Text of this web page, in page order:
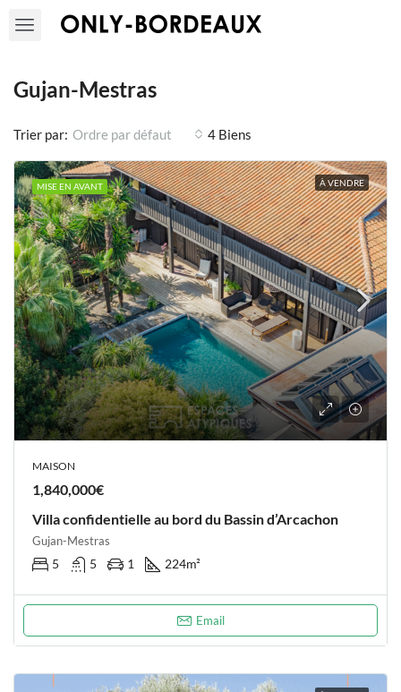
Gujan-Mestras
4 Biens
Trier par: Ordre par défaut
MISE EN AVANT À VENDRE
MAISON
1,840,000€
Villa confidentielle au bord du Bassin d’Arcachon
Gujan-Mestras
5 5 1 224m²
Email